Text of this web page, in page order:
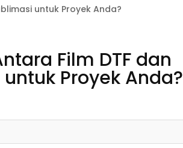
untuk Proyek Anda?
Film DTF dan
Proyek Anda?